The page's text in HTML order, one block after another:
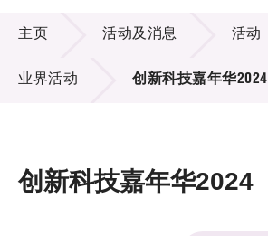
技术商品化
项目及资助计划
活动及消息
活动及消息
主页 活动及消息 活动
业界活动 创新科技嘉年华2024
创新科技嘉年华2024